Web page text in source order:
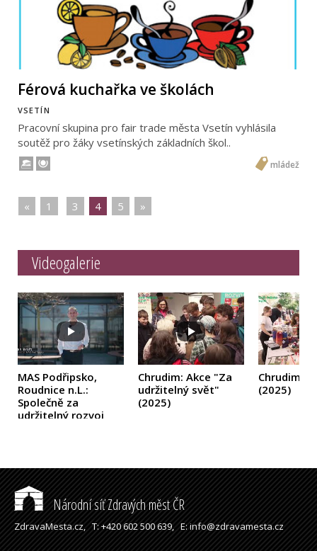
Férová kuchařka ve školách
VSETÍN
Pracovní skupina pro fair trade města Vsetín vyhlásila
soutěž pro žáky vsetínských základních škol..
mládež
« 1 3 4 5 »
Videogalerie
MAS Podřipsko,
Roudnice n.L.:
Společně za
udržitelný rozvoj
Chrudim: Akce "Za
udržitelný svět"
(2025)
Chrudim:
(2025)
Národní síť Zdravých měst ČR
ZdravaMesta.cz,T: +420 602 500 639,E: info@zdravamesta.cz